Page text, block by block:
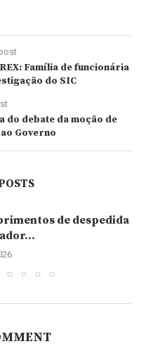
Família de funcionária
do SIC
do debate da moção de
Governo
de despedida